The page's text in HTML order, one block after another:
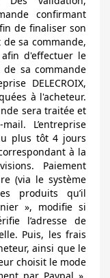
confirmant
de finaliser son
sa commande,
d'effectuer le
sa commande
DELECROIX,
à l'acheteur.
sera traitée et
L’entreprise
plus tôt 4 jours
à la
Paiement
(via le système
produits qu’il
», modifie si
l’adresse de
Puis, les frais
ainsi que le
choisit le mode